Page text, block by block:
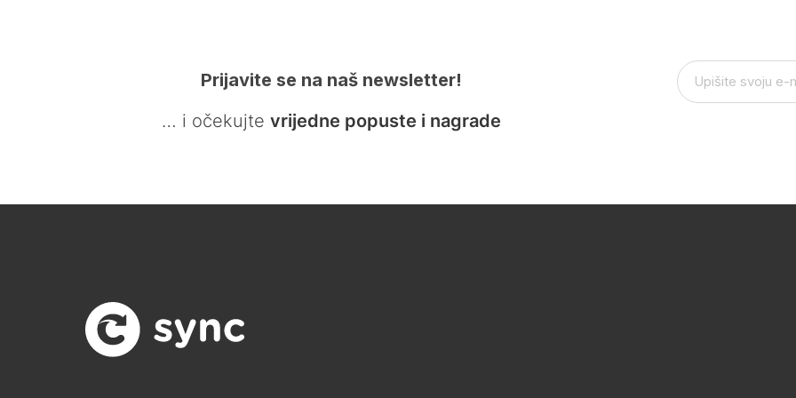
Prijavite se na naš newsletter!
… i očekujte vrijedne popuste i nagrade